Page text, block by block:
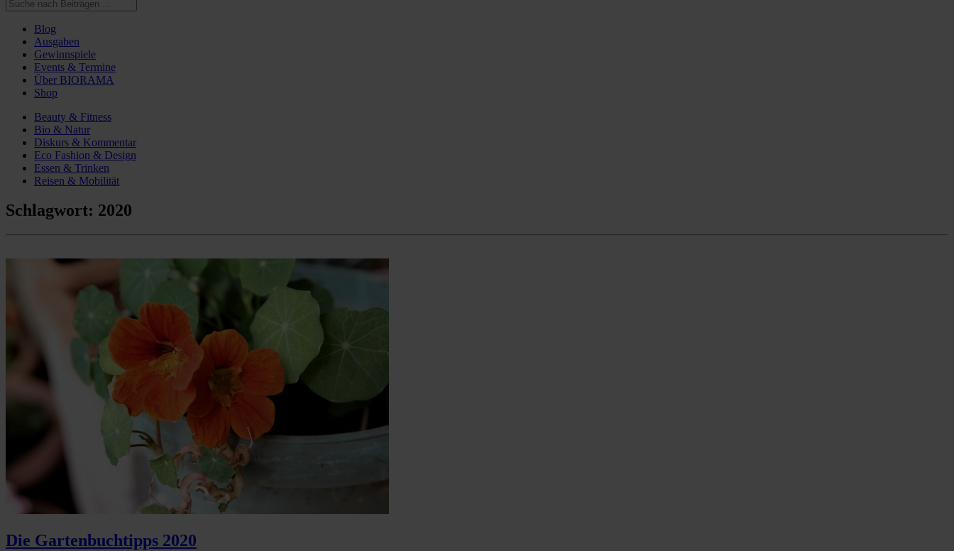
Blog
Ausgaben
Gewinnspiele
Events & Termine
Über BIORAMA
Shop
Beauty & Fitness
Bio & Natur
Diskurs & Kommentar
Eco Fashion & Design
Essen & Trinken
Reisen & Mobilität
Schlagwort: 2020
Die Gartenbuchtipps 2020